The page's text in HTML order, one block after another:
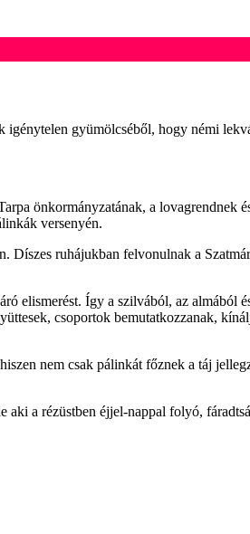
igénytelen gyümölcséből, hogy némi
önkormányzatának, a
versenyén.
Díszes ruhájukban felvonulnak a
elismerést. Így a szilvából, az
csoportok bemutatkozzanak,
nem csak pálinkát főznek a táj
a rézüstben éjjel-nappal folyó,